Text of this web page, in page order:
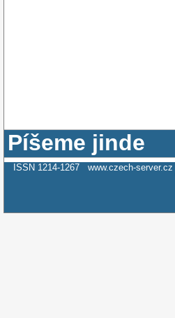
Píšeme jinde
ISSN 1214-1267 www.czech-server.cz